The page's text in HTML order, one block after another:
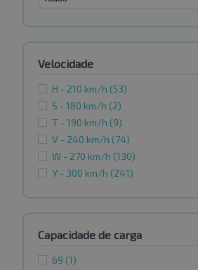
Velocidade
H - 210 km/h (53)
S - 180 km/h (2)
T - 190 km/h (9)
V - 240 km/h (74)
W - 270 km/h (130)
Y - 300 km/h (241)
Capacidade de carga
69 (1)